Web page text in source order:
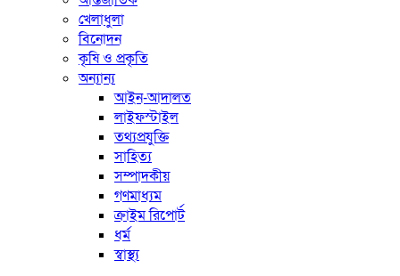
খেলাধুলা
বিনোদন
কৃষি ও প্রকৃতি
অন্যান্য
আইন-আদালত
লাইফস্টাইল
তথ্যপ্রযুক্তি
সাহিত্য
সম্পাদকীয়
গণমাধ্যম
ক্রাইম রিপোর্ট
ধর্ম
স্বাস্থ্য